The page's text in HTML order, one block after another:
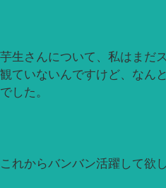
芋生さんについて、私はまだ
観ていないんですけど、なん
でした。
これからバンバン活躍して欲